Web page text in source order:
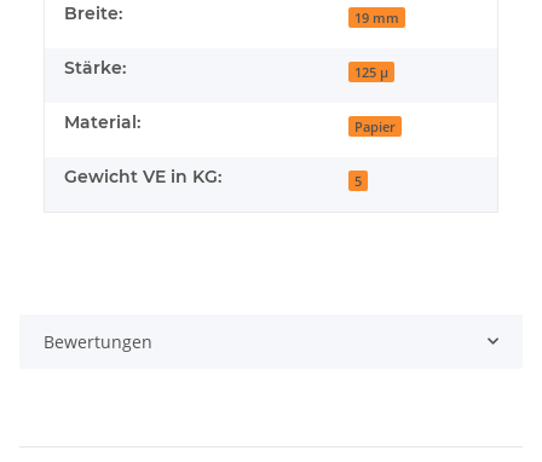
Breite: 19 mm
Stärke: 125 µ
Material: Papier
Gewicht VE in KG: 5
Bewertungen